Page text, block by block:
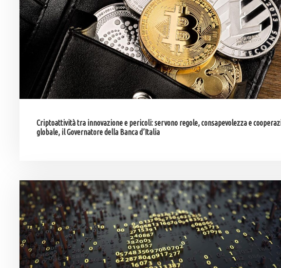
Criptoattività tra innovazione e pericoli: servono regole, consapevolezza e
globale, il Governatore della Banca d’Italia